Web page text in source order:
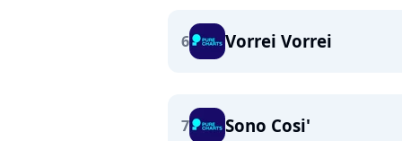
6 Vorrei Vorrei
7 Sono Cosi'